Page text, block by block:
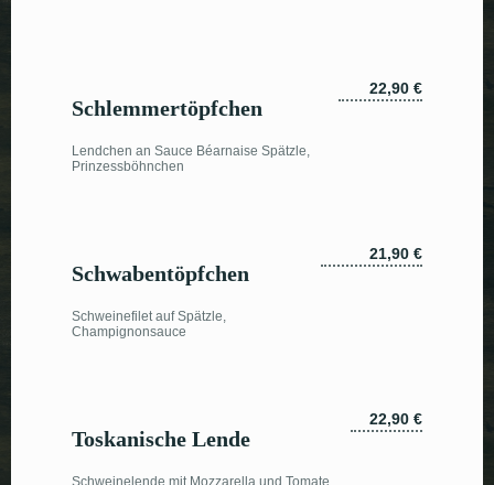
Schlemmertöpfchen
Lendchen an Sauce Béarnaise Spätzle,
Prinzessböhnchen
22,90 €
Schwabentöpfchen
Schweinefilet auf Spätzle,
Champignonsauce
21,90 €
Toskanische Lende
Schweinelende mit Mozzarella und Tomate
22,90 €